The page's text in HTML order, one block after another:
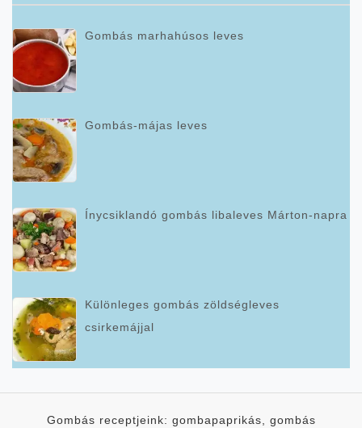
Gombás marhahúsos leves
Gombás-májas leves
Ínycsiklandó gombás libaleves Márton-napra
Különleges gombás zöldségleves
csirkemájjal
Gombás receptjeink: gombapaprikás, gombás